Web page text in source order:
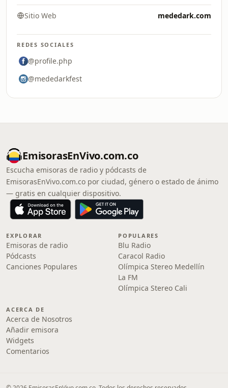
Sitio Web mededark.com
REDES SOCIALES
@profile.php
@mededarkfest
EmisorasEnVivo.com.co
Escucha emisoras de radio y pódcasts de
EmisorasEnVivo.com.co por ciudad, género o estado de ánimo
— gratis en cualquier dispositivo.
EXPLORAR
Emisoras de radio
Pódcasts
Canciones Populares
POPULARES
Blu Radio
Caracol Radio
Olímpica Stereo Medellín
La FM
Olímpica Stereo Cali
ACERCA DE
Acerca de Nosotros
Añadir emisora
Widgets
Comentarios